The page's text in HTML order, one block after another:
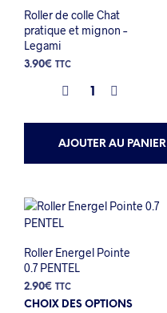
Roller de colle Chat
pratique et mignon –
Legami
3.90€ TTC
AJOUTER AU PANIER
Roller Energel Pointe
0.7 PENTEL
2.90€ TTC
CHOIX DES OPTIONS